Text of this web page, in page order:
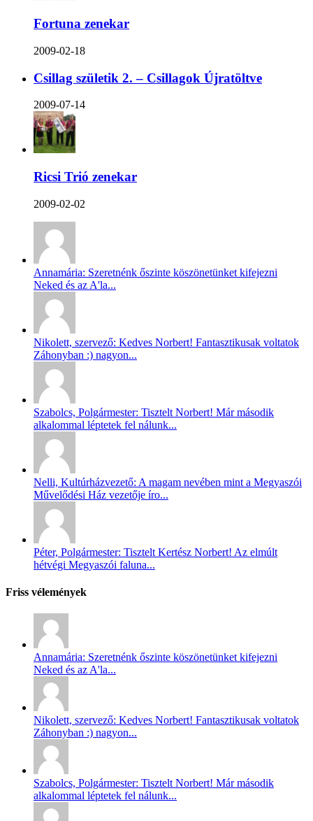
Fortuna zenekar
2009-02-18
Csillag születik 2. – Csillagok Újratöltve
2009-07-14
Ricsi Trió zenekar
2009-02-02
Annamária: Szeretnénk őszinte köszönetünket kifejezni
Neked és az A'la...
Nikolett, szervező: Kedves Norbert! Fantasztikusak voltatok
Záhonyban :) nagyon...
Szabolcs, Polgármester: Tisztelt Norbert! Már második
alkalommal léptetek fel nálunk...
Nelli, Kultúrházvezető: A magam nevében mint a Megyaszói
Művelődési Ház vezetője íro...
Péter, Polgármester: Tisztelt Kertész Norbert! Az elmúlt
hétvégi Megyaszói faluna...
Friss vélemények
Annamária: Szeretnénk őszinte köszönetünket kifejezni
Neked és az A'la...
Nikolett, szervező: Kedves Norbert! Fantasztikusak voltatok
Záhonyban :) nagyon...
Szabolcs, Polgármester: Tisztelt Norbert! Már második
alkalommal léptetek fel nálunk...